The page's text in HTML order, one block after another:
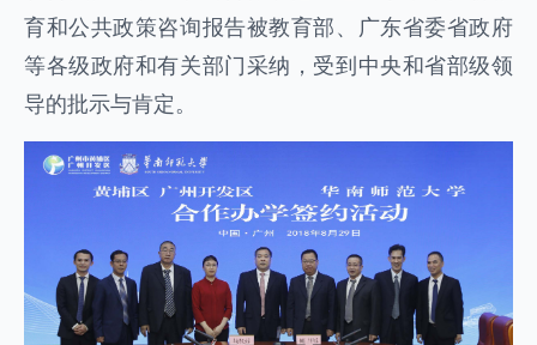
育和公共政策咨询报告被教育部、广东省委省政府
等各级政府和有关部门采纳，受到中央和省部级领
导的批示与肯定。